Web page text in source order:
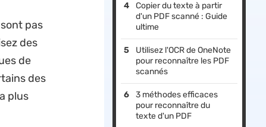
pas
des
de
des
plus
Copier du texte à partir
d'un PDF scanné : Guide
ultime
Utilisez l'OCR de OneNote
pour reconnaître les PDF
scannés
3 méthodes efficaces
pour reconnaître du
texte d'un PDF